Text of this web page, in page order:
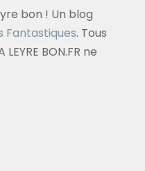
bon ! Un blog
Fantastiques. Tous
BON.FR ne